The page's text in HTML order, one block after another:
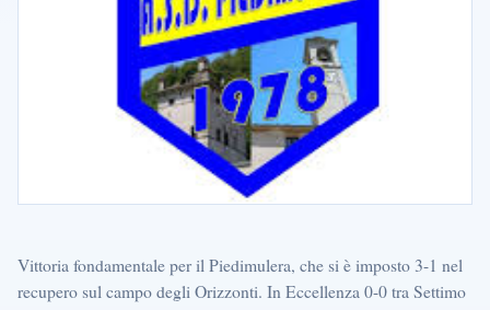
Vittoria fondamentale per il Piedimulera, che si è imposto 3-1 nel
recupero sul campo degli Orizzonti. In Eccellenza 0-0 tra Settimo